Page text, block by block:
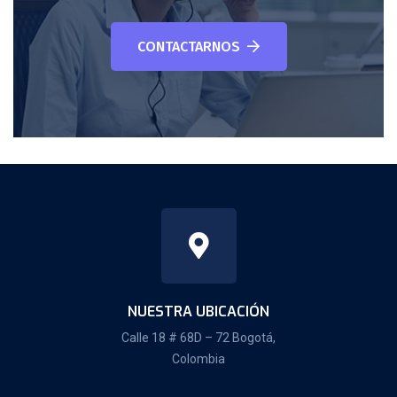
CONTACTARNOS
NUESTRA UBICACIÓN
Calle 18 # 68D – 72 Bogotá,
Colombia